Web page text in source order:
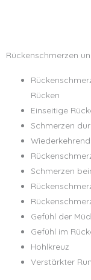
Rückenschmerzen
Rücken
Einseitige
Schmerzen
Schmerzen
Gefühl der
Gefühl im
Hohlkreuz
Verstärkter